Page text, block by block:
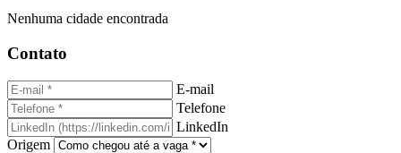
Nenhuma cidade encontrada
Contato
E-mail
Telefone
LinkedIn
Origem